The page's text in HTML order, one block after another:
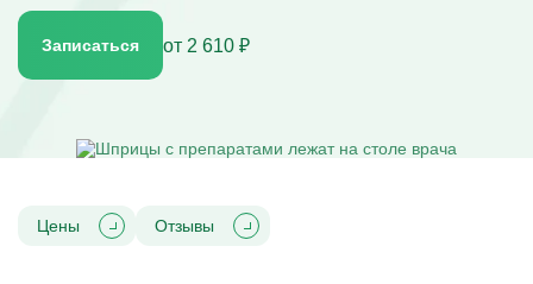
Капельница физраствора
Капельница Берлитион
Капельница Глиатилина
Капельницы Винпоцетина
Капельница с тиоктовой кислотой
Капельница Глутатион
Капельница Стерофундин изотонический
7 (800) 707-93-05
Записаться от 2 610 ₽
Цены Отзывы